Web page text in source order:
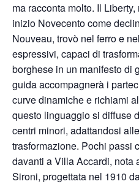
ma racconta molto. Il
inizio Novecento come
Nouveau, trovò nel ferro e
espressivi, capaci di
borghese in un manifesto di
guida accompagnerà i
curve dinamiche e richiami
questo linguaggio si diffuse
centri minori, adattandosi
trasformazione. Pochi passi
davanti a Villa Accardi, nota
Sironi, progettata nel 1910